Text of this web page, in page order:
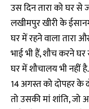
उस दिन तारा को घर से
लखीमपुर खीरी के
घर में रहने वाला तारा
भाई भी हैं, शौच करने
घर में शौचालय भी नहीं है.
14 अगस्त को दोपहर के
तो उसकी मां शांति, जो